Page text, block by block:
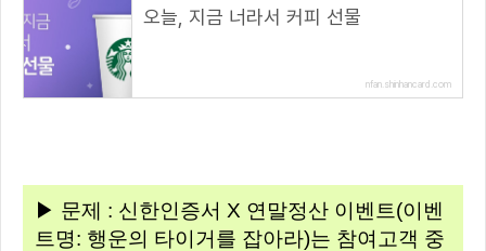
오늘, 지금 너라서 커피 선물
nfan.shinhancard.com
▶ 문제 : 신한인증서 X 연말정산 이벤트(이벤
트명: 행운의 타이거를 잡아라)는 참여고객 중